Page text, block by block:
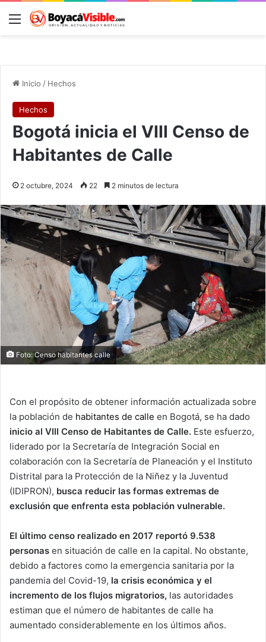
Menú
Inicio / Hechos
Hechos
Bogotá inicia el VIII Censo de
Habitantes de Calle
2 octubre, 2024 22 2 minutos de lectura
Foto: Censo habitantes calle
Con el propósito de obtener información actualizada sobre
la población de habitantes de calle en Bogotá, se ha dado
inicio al VIII Censo de Habitantes de Calle. Este esfuerzo,
liderado por la Secretaría de Integración Social en
colaboración con la Secretaría de Planeación y el Instituto
Distrital para la Protección de la Niñez y la Juventud
(IDIPRON), busca reducir las formas extremas de
exclusión que enfrenta esta población vulnerable.
El último censo realizado en 2017 reportó 9.538
personas en situación de calle en la capital. No obstante,
debido a factores como la emergencia sanitaria por la
pandemia del Covid-19, la crisis económica y el
incremento de los flujos migratorios, las autoridades
estiman que el número de habitantes de calle ha
aumentado considerablemente en los últimos años.